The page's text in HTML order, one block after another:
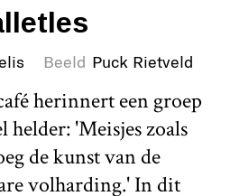
Beeld Puck Rietveld
herinnert een groep
helder: 'Meisjes zoals
de kunst van de
volharding.' In dit